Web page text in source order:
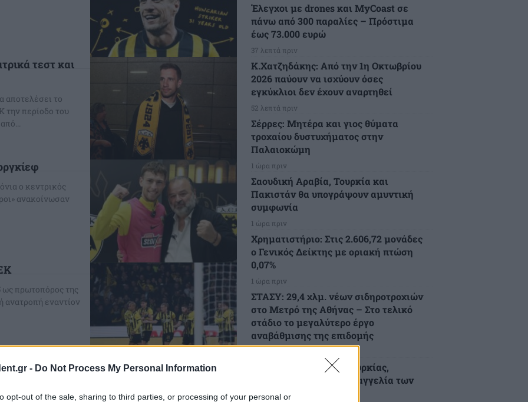
- Do Not Process My Personal Information
opt-out of the sale, sharing to third parties, or processing of your personal or
τεστ και
αποτελέσει το
την περίοδο του
από...
ο κεντρικός
ανακοίνωσαν
ως πρωτοπόρος της
ανατροπή εναντίον
2η σε
Έλεγχοι με drones και MyCoast σε
πάνω από 300 παραλίες – Πρόστιμα
έως 73.000 ευρώ
37 λεπτά πριν
Κ.Χατζηδάκης: Από την 1η Οκτωβρίου
2026 παύουν να ισχύουν όσες
εγκύκλιοι δεν έχουν αναρτηθεί
52 λεπτά πριν
Σέρρες: Μητέρα και γιος θύματα
τροχαίου δυστυχήματος στην
Παλαιοκώμη
1 ώρα πριν
Σαουδική Αραβία, Τουρκία και
Πακιστάν θα υπογράψουν αμυντική
συμφωνία
1 ώρα πριν
Χρηματιστήριο: Στις 2.606,72 μονάδες
ο Γενικός Δείκτης με οριακή πτώση
0,07%
1 ώρα πριν
ΣΤΑΣΥ: 29,4 χλμ. νέων σιδηροτροχιών
στο Μετρό της Αθήνας – Στο τελικό
στάδιο το μεγαλύτερο έργο
αναβάθμισης της επιδομής
Συνελήφθη υπήκοος Τουρκίας,
διωκόμενος με ερυθρά αγγελία των
τουρκικών Αρχών